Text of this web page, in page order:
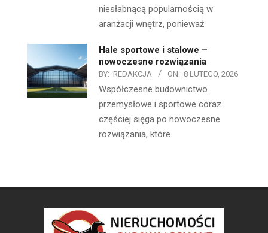
niesłabnącą popularnością w
aranżacji wnętrz, ponieważ
Hale sportowe i stalowe –
nowoczesne rozwiązania
BY: REDAKCJA ON: 8 LUTEGO, 2026
Współczesne budownictwo
przemysłowe i sportowe coraz
częściej sięga po nowoczesne
rozwiązania, które